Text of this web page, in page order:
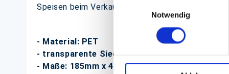
Notwendig
Speisen beim Verkauf besonders wichtig ist.
- Material: PET
- transparente Siegelfolie
- Maße: 185mm x 400m